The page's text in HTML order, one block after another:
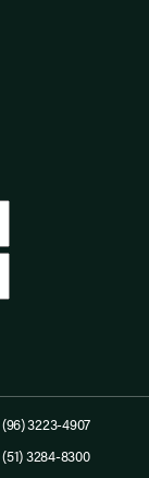
(96) 3223-4907
(51) 3284-8300